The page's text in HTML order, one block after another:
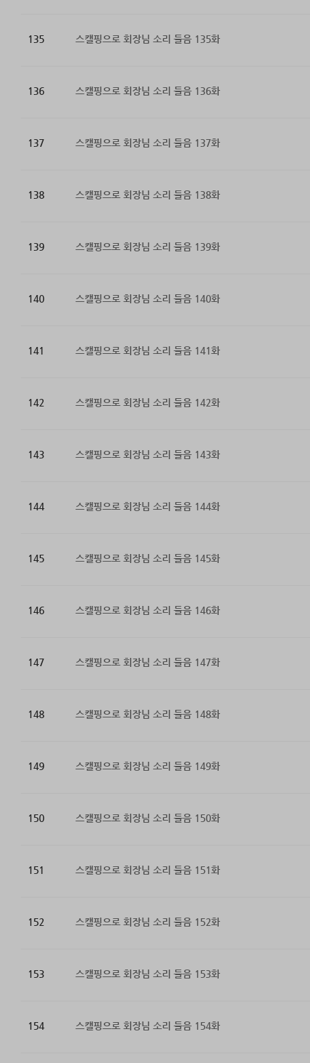
135 스캘핑으로 회장님 소리 들음 135화
136 스캘핑으로 회장님 소리 들음 136화
137 스캘핑으로 회장님 소리 들음 137화
138 스캘핑으로 회장님 소리 들음 138화
139 스캘핑으로 회장님 소리 들음 139화
140 스캘핑으로 회장님 소리 들음 140화
141 스캘핑으로 회장님 소리 들음 141화
142 스캘핑으로 회장님 소리 들음 142화
143 스캘핑으로 회장님 소리 들음 143화
144 스캘핑으로 회장님 소리 들음 144화
145 스캘핑으로 회장님 소리 들음 145화
146 스캘핑으로 회장님 소리 들음 146화
147 스캘핑으로 회장님 소리 들음 147화
148 스캘핑으로 회장님 소리 들음 148화
149 스캘핑으로 회장님 소리 들음 149화
150 스캘핑으로 회장님 소리 들음 150화
151 스캘핑으로 회장님 소리 들음 151화
152 스캘핑으로 회장님 소리 들음 152화
153 스캘핑으로 회장님 소리 들음 153화
154 스캘핑으로 회장님 소리 들음 154화